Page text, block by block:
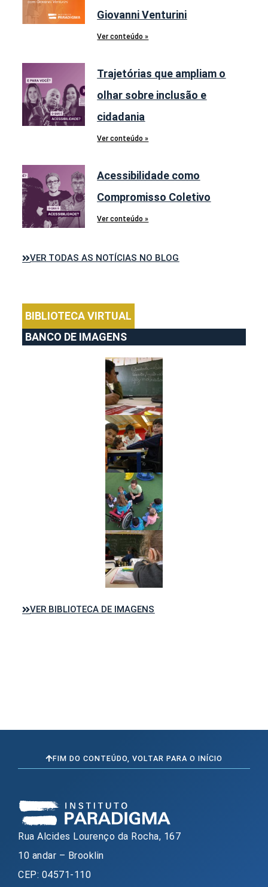
Giovanni Venturini
Ver conteúdo »
Trajetórias que ampliam o
olhar sobre inclusão e
cidadania
Ver conteúdo »
Acessibilidade como
Compromisso Coletivo
Ver conteúdo »
VER TODAS AS NOTÍCIAS NO BLOG
BIBLIOTECA VIRTUAL
BANCO DE IMAGENS
VER BIBLIOTECA DE IMAGENS
FIM DO CONTEÚDO, VOLTAR PARA O INÍCIO
Rua Alcides Lourenço da Rocha, 167
10 andar – Brooklin
CEP: 04571-110